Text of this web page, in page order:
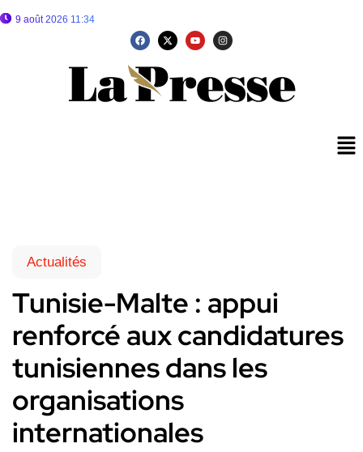
9 août 2026 11:34
Actualités
Tunisie-Malte : appui
renforcé aux candidatures
tunisiennes dans les
organisations
internationales